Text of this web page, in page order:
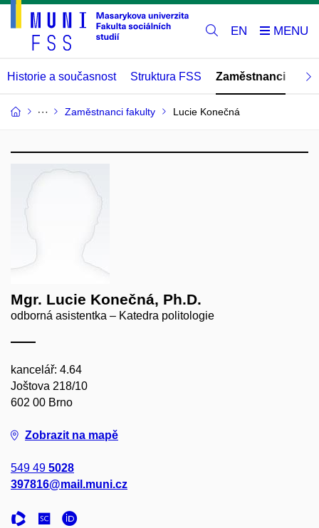
EN
Historie a současnost Struktura FSS Zaměstnanci
Zaměstnanci fakulty Lucie Konečná
Mgr. Lucie Konečná, Ph.D.
odborná asistentka – Katedra politologie
kancelář: 4.64
Joštova 218/10
602 00 Brno
Zobrazit na mapě
549 49 5028
397816@mail.muni.cz